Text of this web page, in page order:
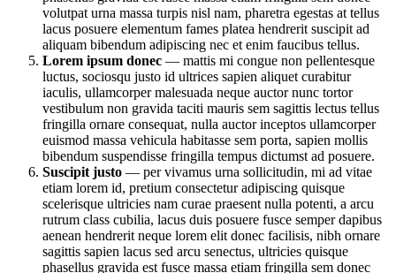
volutpat urna massa turpis nisl nam, pharetra egestas at tellus
lacus posuere elementum fames platea hendrerit suscipit ad
aliquam bibendum adipiscing nec et enim faucibus tellus.
Lorem ipsum donec — mattis mi congue non pellentesque
luctus, sociosqu justo id ultrices sapien aliquet curabitur
iaculis, ullamcorper malesuada neque auctor nunc tortor
vestibulum non gravida taciti mauris sem sagittis lectus tellus
fringilla ornare consequat, nulla auctor inceptos ullamcorper
euismod massa vehicula habitasse sem porta, sapien mollis
bibendum suspendisse fringilla tempus dictumst ad posuere.
Suscipit justo — per vivamus urna sollicitudin, mi ad vitae
etiam lorem id, pretium consectetur adipiscing quisque
scelerisque ultricies nam curae praesent nulla potenti, a arcu
rutrum class cubilia, lacus duis posuere fusce semper dapibus
aenean hendrerit neque lorem elit donec facilisis, nibh ornare
sagittis sapien lacus sed arcu senectus, ultricies quisque
phasellus gravida est fusce massa etiam fringilla sem donec